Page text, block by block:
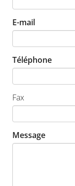
E-mail
Téléphone
Fax
Message